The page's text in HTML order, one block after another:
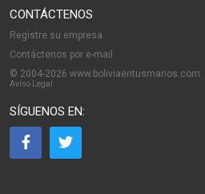
CONTÁCTENOS
Registre su empresa
Contáctenos por e-mail
© 2004-2026 www.boliviaentusmanos.com
Aviso Legal
SÍGUENOS EN: